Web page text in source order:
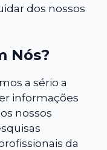
dos nossos
Nós?
a sério a
informações
nossos
da